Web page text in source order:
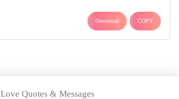
Download COPY
Love Quotes & Messages